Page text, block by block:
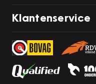
Klantenservice